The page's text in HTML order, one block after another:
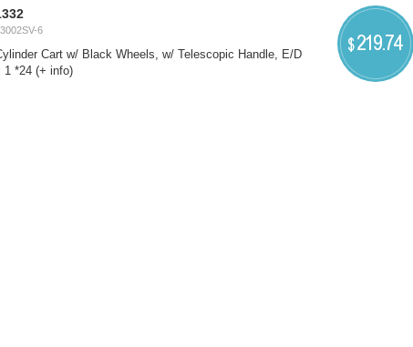
6
$219.74
Cart w/ Black Wheels, w/ Telescopic Handle, E/D
1 *24 (+ info)